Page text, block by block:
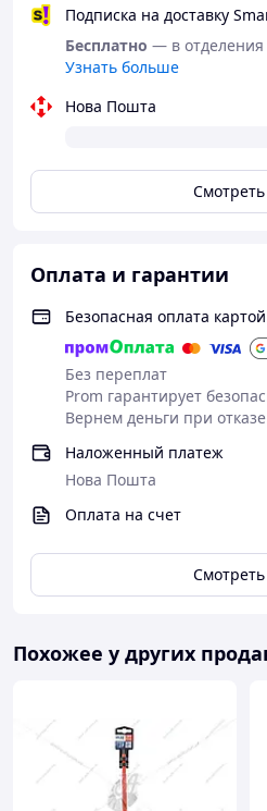
Подписка на доставку
Бесплатно — в
Узнать больше
Нова Пошта
Смотреть
Оплата и гарантии
Безопасная оплата картой
Без переплат
Prom гарантирует
Вернем деньги при
Наложенный платеж
Нова Пошта
Оплата на счет
Смотреть
Похожее у других